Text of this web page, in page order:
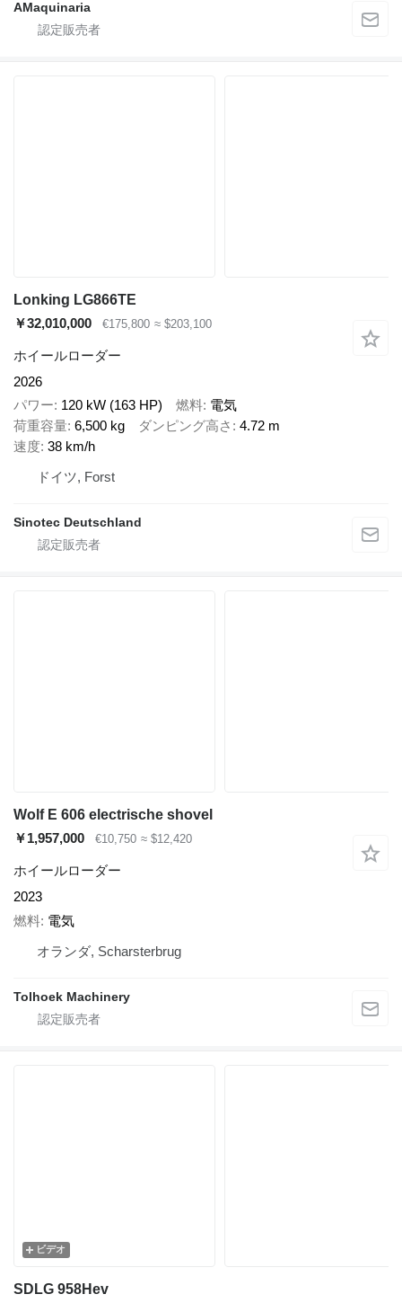
AMaquinaria
Lonking LG866TE
￥32,010,000
€175,800 ≈ $203,100
ホイールローダー
2026
パワー 120 kW (163 HP) 燃料 電気
荷重容量 6,500 kg ダンピング高さ
4.72 m
速度 38 km/h
ドイツ, Forst
Sinotec Deutschland
Wolf E 606 electrische shovel
￥1,957,000
€10,750 ≈ $12,420
ホイールローダー
2023
燃料 電気
オランダ, Scharsterbrug
Tolhoek Machinery
ビデオ
SDLG 958Hev